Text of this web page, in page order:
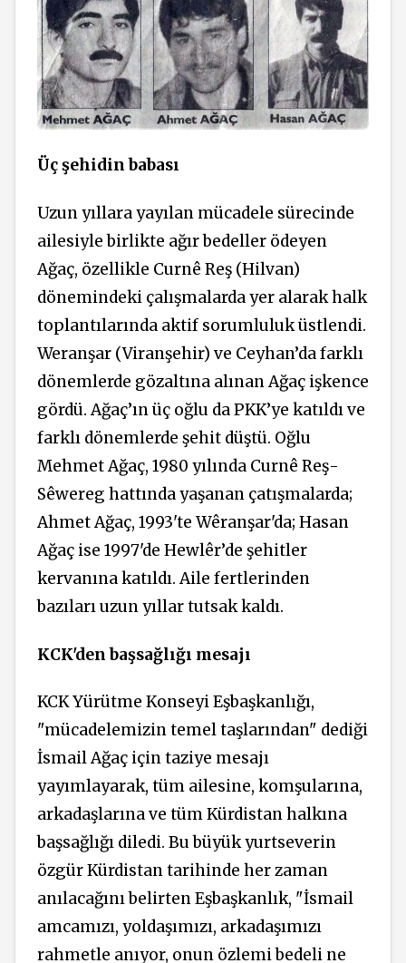
Üç şehidin babası
Uzun yıllara yayılan mücadele sürecinde
ailesiyle birlikte ağır bedeller ödeyen
Ağaç, özellikle Curnê Reş (Hilvan)
dönemindeki çalışmalarda yer alarak halk
toplantılarında aktif sorumluluk üstlendi.
Weranşar (Viranşehir) ve Ceyhan’da farklı
dönemlerde gözaltına alınan Ağaç işkence
gördü. Ağaç’ın üç oğlu da PKK’ye katıldı ve
farklı dönemlerde şehit düştü. Oğlu
Mehmet Ağaç, 1980 yılında Curnê Reş-
Sêwereg hattında yaşanan çatışmalarda;
Ahmet Ağaç, 1993'te Wêranşar'da; Hasan
Ağaç ise 1997'de Hewlêr’de şehitler
kervanına katıldı. Aile fertlerinden
bazıları uzun yıllar tutsak kaldı.
KCK'den başsağlığı mesajı
KCK Yürütme Konseyi Eşbaşkanlığı,
"mücadelemizin temel taşlarından" dediği
İsmail Ağaç için taziye mesajı
yayımlayarak, tüm ailesine, komşularına,
arkadaşlarına ve tüm Kürdistan halkına
başsağlığı diledi. Bu büyük yurtseverin
özgür Kürdistan tarihinde her zaman
anılacağını belirten Eşbaşkanlık, "İsmail
amcamızı, yoldaşımızı, arkadaşımızı
rahmetle anıyor, onun özlemi bedeli ne